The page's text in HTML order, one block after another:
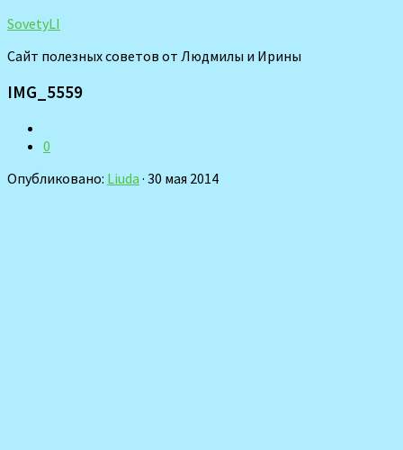
SovetyLI
Сайт полезных советов от Людмилы и Ирины
IMG_5559
0
Опубликовано: Liuda · 30 мая 2014